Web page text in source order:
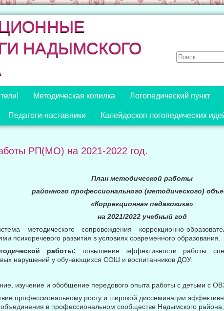
НАДЫМСКОГО
Методическая копилка Логопедический пункт
Педагоги-наставники Калейдоскоп логопедических
РП(МО) на 2021-2022 год.
План методической работы
районного профессионального (методического)
«Коррекционная педагогика»
на 2021/2022 учебный год
методического сопровождения коррекционно-
психоречевого развития в условиях современного образования.
работы: повышение эффективности работы
нарушений у обучающихся СОШ и воспитанников ДОУ.
изучение и обобщение передового опыта работы с детьми с
профессиональному росту и широкой диссеминации
в профессиональном сообществе Надымского района;